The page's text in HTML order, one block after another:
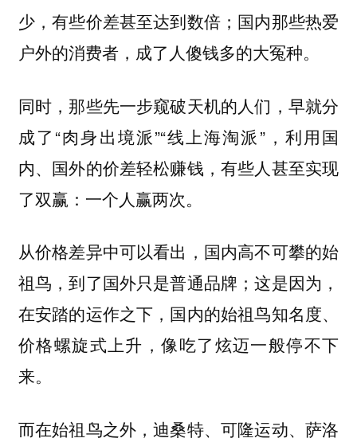
少，有些价差甚至达到数倍；国内那些热爱
户外的消费者，成了人傻钱多的大冤种。
同时，那些先一步窥破天机的人们，早就分
成了“肉身出境派”“线上海淘派”，利用国
内、国外的价差轻松赚钱，有些人甚至实现
了双赢：一个人赢两次。
从价格差异中可以看出，国内高不可攀的始
祖鸟，到了国外只是普通品牌；这是因为，
在安踏的运作之下，国内的始祖鸟知名度、
价格螺旋式上升，像吃了炫迈一般停不下
来。
而在始祖鸟之外，迪桑特、可隆运动、萨洛